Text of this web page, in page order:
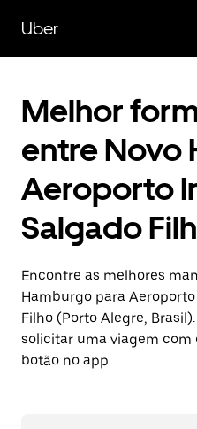
para
conteúdo
Uber
Melhor
entre Novo
Aeroporto
Salgado
Encontre as melhores
Hamburgo para
Filho (Porto Alegre,
solicitar uma viagem com
botão no app.